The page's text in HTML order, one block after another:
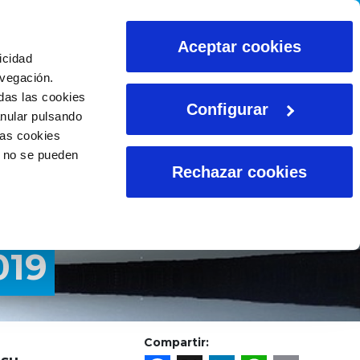
las cookies
pulsando
cookies
se pueden
Aceptar cookies
Configurar
Rechazar cookies
Compartir: